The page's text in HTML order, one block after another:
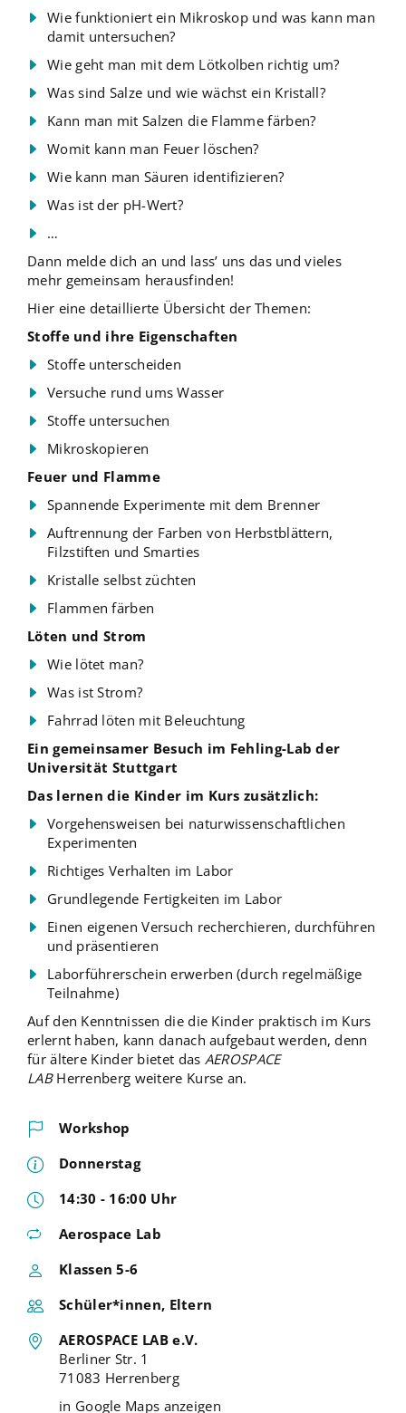
Wie funktioniert ein Mikroskop und was kann man
damit untersuchen?
Wie geht man mit dem Lötkolben richtig um?
Was sind Salze und wie wächst ein Kristall?
Kann man mit Salzen die Flamme färben?
Womit kann man Feuer löschen?
Wie kann man Säuren identifizieren?
Was ist der pH-Wert?
…
Dann melde dich an und lass’ uns das und vieles
mehr gemeinsam herausfinden!
Hier eine detaillierte Übersicht der Themen:
Stoffe und ihre Eigenschaften
Stoffe unterscheiden
Versuche rund ums Wasser
Stoffe untersuchen
Mikroskopieren
Feuer und Flamme
Spannende Experimente mit dem Brenner
Auftrennung der Farben von Herbstblättern,
Filzstiften und Smarties
Kristalle selbst züchten
Flammen färben
Löten und Strom
Wie lötet man?
Was ist Strom?
Fahrrad löten mit Beleuchtung
Ein gemeinsamer Besuch im Fehling-Lab der
Universität Stuttgart
Das lernen die Kinder im Kurs zusätzlich:
Vorgehensweisen bei naturwissenschaftlichen
Experimenten
Richtiges Verhalten im Labor
Grundlegende Fertigkeiten im Labor
Einen eigenen Versuch recherchieren, durchführen
und präsentieren
Laborführerschein erwerben (durch regelmäßige
Teilnahme)
Auf den Kenntnissen die die Kinder praktisch im Kurs
erlernt haben, kann danach aufgebaut werden, denn
für ältere Kinder bietet das AEROSPACE
LAB Herrenberg weitere Kurse an.
Workshop
Donnerstag
14:30 - 16:00 Uhr
Aerospace Lab
Klassen 5-6
Schüler*innen, Eltern
AEROSPACE LAB e.V.
Berliner Str. 1
71083 Herrenberg
in Google Maps anzeigen